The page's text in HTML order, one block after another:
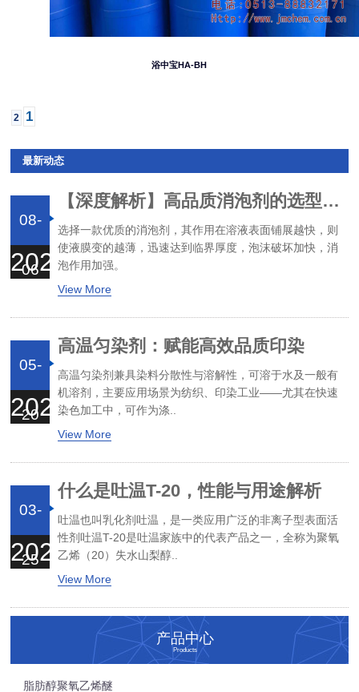
浴中宝HA-BH
2 1
最新动态
08-
06
2026
【深度解析】高品质消泡剂的选型与避坑指南
选择一款优质的消泡剂，其作用在溶液表面铺展越快，则
使液膜变的越薄，迅速达到临界厚度，泡沫破坏加快，消
泡作用加强。
View More
05-
20
2026
高温匀染剂：赋能高效品质印染
高温匀染剂兼具染料分散性与溶解性，可溶于水及一般有
机溶剂，主要应用场景为纺织、印染工业——尤其在快速
染色加工中，可作为涤..
View More
03-
25
2026
什么是吐温T-20，性能与用途解析
吐温也叫乳化剂吐温，是一类应用广泛的非离子型表面活
性剂吐温T-20是吐温家族中的代表产品之一，全称为聚氧
乙烯（20）失水山梨醇..
View More
产品中心
Products
脂肪醇聚氧乙烯醚